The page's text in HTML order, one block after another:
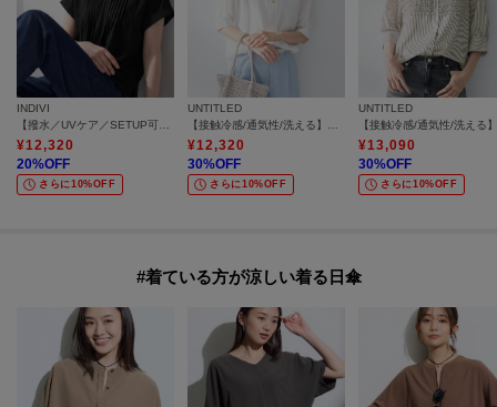
INDIVI
¥12,320
20%OFF
さらに10%OFF
UNTITLED
¥12,320
30%OFF
さらに10%OFF
UNTITLED
¥13,090
30%OFF
さらに10%OFF
#着ている方が涼しい着る日傘